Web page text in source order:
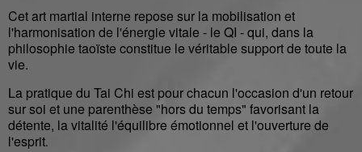
Cet art martial interne repose sur la mobilisation et
l'harmonisation de l'énergie vitale - le QI - qui, dans la
philosophie taoïste constitue le véritable support de toute la
vie.
La pratique du Tai Chi est pour chacun l'occasion d'un retour
sur soi et une parenthèse "hors du temps" favorisant la
détente, la vitalité l'équilibre émotionnel et l'ouverture de
l'esprit.